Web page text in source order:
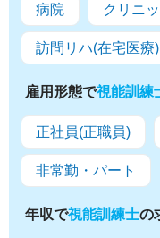
病院 クリニ
訪問リハ(在宅医療)
雇用形態で視能訓練
正社員(正職員)
非常勤・パート
年収で視能訓練士の